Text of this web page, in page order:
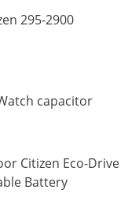
295-2900
capacitor
Citizen Eco-Drive
Battery